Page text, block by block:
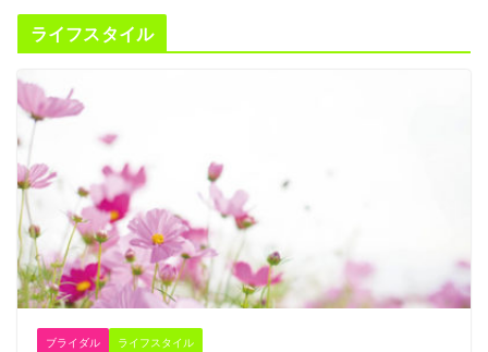
ライフスタイル
ブライダル ライフスタイル